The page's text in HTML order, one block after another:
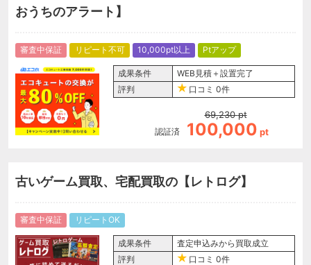
おうちのアラート】
審査中保証 リピート不可 10,000pt以上 Ptアップ
成果条件
WEB見積＋設置完了
評判
口コミ 0件
認証済
69,230 pt
100,000 pt
古いゲーム買取、宅配買取の【レトログ】
審査中保証 リピートOK
成果条件
査定申込みから買取成立
評判
口コミ 0件